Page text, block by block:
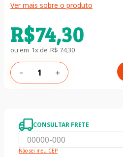
Ver mais sobre o produto
R$74,30
ou em 1x de R$ 74,30
＋
－
CONSULTAR FRETE
Não sei meu CEP